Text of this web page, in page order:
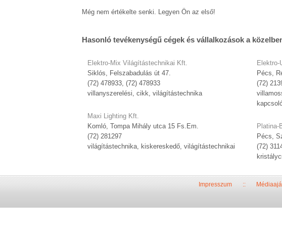
Még nem értékelte senki. Legyen Ön az első!
Hasonló tevékenységű cégek és vállalkozások a
Elektro-Mix Világítástechnikai Kft.
Siklós, Felszabadulás út 47.
(72) 478933, (72) 478933
villanyszerelési, cikk, világítástechnika
Maxi Lighting Kft.
Komló, Tompa Mihály utca 15 Fs.Em.
(72) 281297
világítástechnika, kiskereskedő, világítástechnikai
Elektro-
Pécs,
(72)
Platina-
Pécs,
(72)
Impresszum::